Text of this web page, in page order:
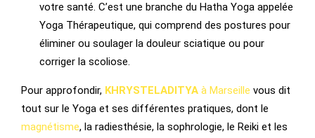
votre santé. C’est une branche du Hatha Yoga appelée
Yoga Thérapeutique, qui comprend des postures pour
éliminer ou soulager la douleur sciatique ou pour
corriger la scoliose.
Pour approfondir, KHRYSTELADITYA à Marseille vous dit
tout sur le Yoga et ses différentes pratiques, dont le
magnétisme, la radiesthésie, la sophrologie, le Reiki et les